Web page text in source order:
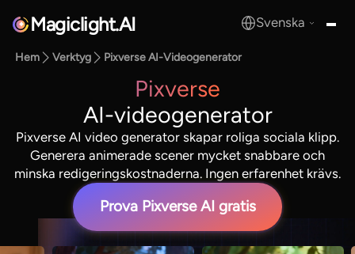
Magiclight.AI Svenska
Hem Verktyg Pixverse AI-Videogenerator
Pixverse
AI-videogenerator
Pixverse AI video generator skapar roliga sociala klipp.
Generera animerade scener mycket snabbare och
minska redigeringskostnaderna. Ingen erfarenhet krävs.
Prova Pixverse AI gratis